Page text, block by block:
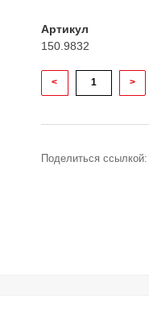
Артикул
150.9832
< >
Поделиться ссылкой: